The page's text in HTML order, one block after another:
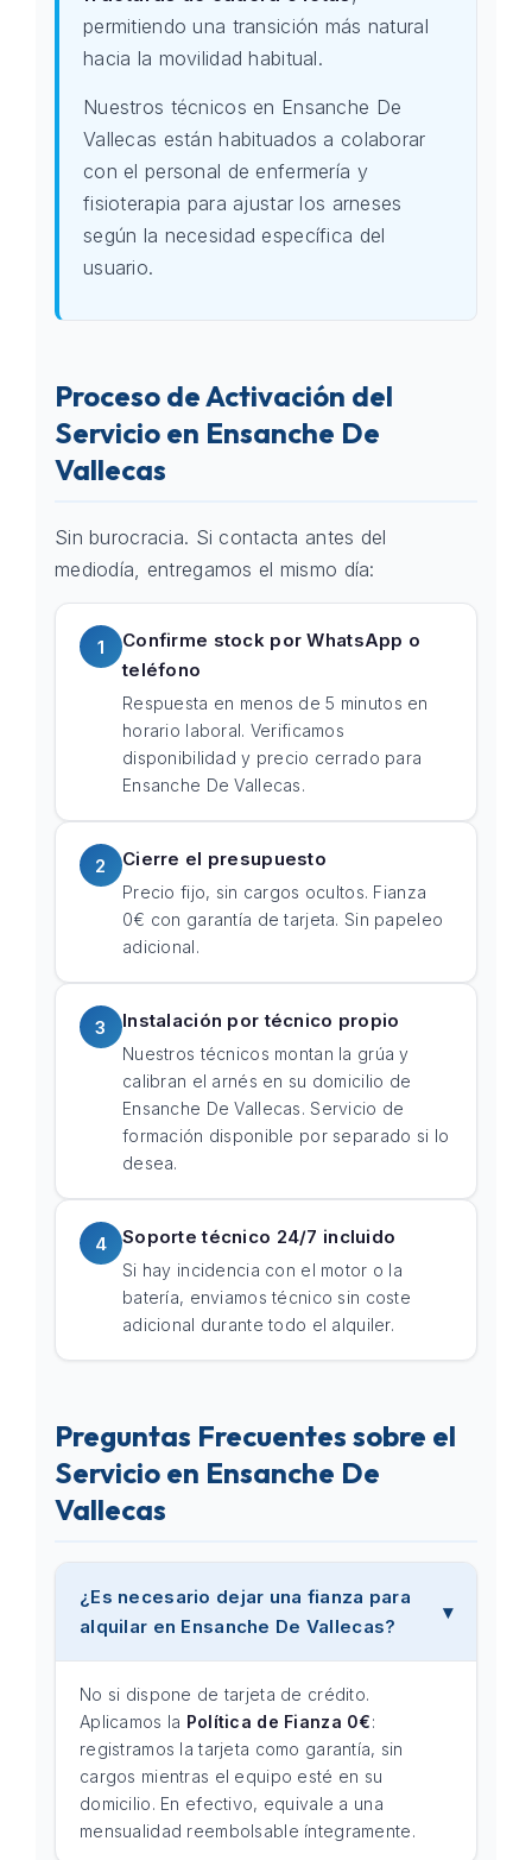
permitiendo una transición más natural
hacia la movilidad habitual.
Nuestros técnicos en Ensanche De
Vallecas están habituados a colaborar
con el personal de enfermería y
fisioterapia para ajustar los arneses
según la necesidad específica del
usuario.
Proceso de Activación del
Servicio en Ensanche De
Vallecas
Sin burocracia. Si contacta antes del
mediodía, entregamos el mismo día:
1
Confirme stock por WhatsApp o
teléfono
Respuesta en menos de 5 minutos en
horario laboral. Verificamos
disponibilidad y precio cerrado para
Ensanche De Vallecas.
2 Cierre el presupuesto
Precio fijo, sin cargos ocultos. Fianza
0€ con garantía de tarjeta. Sin papeleo
adicional.
3 Instalación por técnico propio
Nuestros técnicos montan la grúa y
calibran el arnés en su domicilio de
Ensanche De Vallecas. Servicio de
formación disponible por separado si lo
desea.
4 Soporte técnico 24/7 incluido
Si hay incidencia con el motor o la
batería, enviamos técnico sin coste
adicional durante todo el alquiler.
Preguntas Frecuentes sobre el
Servicio en Ensanche De
Vallecas
¿Es necesario dejar una fianza para
alquilar en Ensanche De Vallecas?
No si dispone de tarjeta de crédito.
Aplicamos la Política de Fianza 0€:
registramos la tarjeta como garantía, sin
cargos mientras el equipo esté en su
domicilio. En efectivo, equivale a una
mensualidad reembolsable íntegramente.